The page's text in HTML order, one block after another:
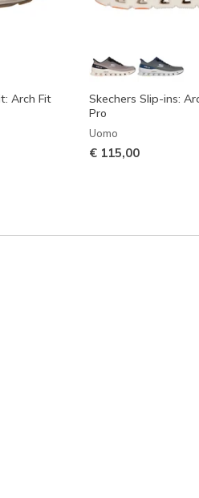
Arch Fit
Skechers Slip-ins:
Pro
Uomo
€ 115,00